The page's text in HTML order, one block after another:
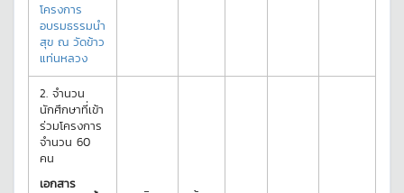
โครงการ
อบรมธรรมนำ
สุข ณ วัดข้าว
แท่นหลวง
2. จำนวน
นักศึกษาที่เข้า
ร่วมโครงการ
จำนวน 60
คน
เอกสาร